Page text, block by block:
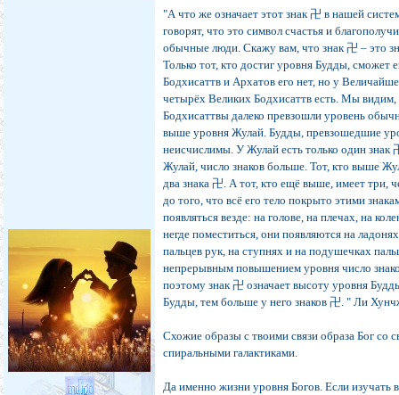
"А что же означает этот знак 卍 в нашей
говорят, что это символ счастья и
обычные люди. Скажу вам, что знак 卍 – это
Только тот, кто достиг уровня Будды, сможет
Бодхисаттв и Архатов его нет, но у
четырёх Великих Бодхисаттв есть. Мы видим,
Бодхисаттвы далеко превзошли уровень
выше уровня Жулай. Будды, превзошедшие
неисчислимы. У Жулай есть только один знак
Жулай, число знаков больше. Тот, кто выше
два знака 卍. А тот, кто ещё выше, имеет три,
до того, что всё его тело покрыто этими
появляться везде: на голове, на плечах, на
негде поместиться, они появляются на
пальцев рук, на ступнях и на подушечках
непрерывным повышением уровня число
поэтому знак 卍 означает высоту уровня
Будды, тем больше у него знаков 卍. " Ли
Схожие образы с твоими связи образа Бог со
спиральными галактиками.
Да именно жизни уровня Богов. Если изучать